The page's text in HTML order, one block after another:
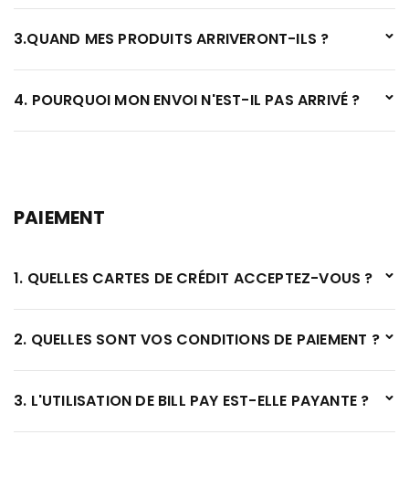
3.QUAND MES PRODUITS ARRIVERONT-ILS ?
4. POURQUOI MON ENVOI N'EST-IL PAS ARRIVÉ ?
PAIEMENT
1. QUELLES CARTES DE CRÉDIT ACCEPTEZ-VOUS ?
2. QUELLES SONT VOS CONDITIONS DE PAIEMENT ?
3. L'UTILISATION DE BILL PAY EST-ELLE PAYANTE ?